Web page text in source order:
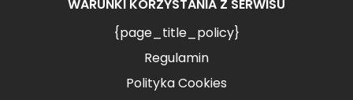
WARUNKI KORZYSTANIA Z SERWISU
{page_title_policy}
Regulamin
Polityka Cookies